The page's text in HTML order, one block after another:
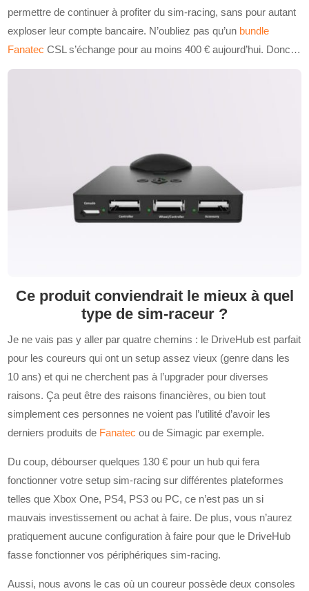
permettre de continuer à profiter du sim-racing, sans pour autant
exploser leur compte bancaire. N’oubliez pas qu’un bundle
Fanatec CSL s’échange pour au moins 400 € aujourd’hui. Donc…
Ce produit conviendrait le mieux à quel
type de sim-raceur ?
Je ne vais pas y aller par quatre chemins : le DriveHub est parfait
pour les coureurs qui ont un setup assez vieux (genre dans les
10 ans) et qui ne cherchent pas à l’upgrader pour diverses
raisons. Ça peut être des raisons financières, ou bien tout
simplement ces personnes ne voient pas l’utilité d’avoir les
derniers produits de Fanatec ou de Simagic par exemple.
Du coup, débourser quelques 130 € pour un hub qui fera
fonctionner votre setup sim-racing sur différentes plateformes
telles que Xbox One, PS4, PS3 ou PC, ce n’est pas un si
mauvais investissement ou achat à faire. De plus, vous n’aurez
pratiquement aucune configuration à faire pour que le DriveHub
fasse fonctionner vos périphériques sim-racing.
Aussi, nous avons le cas où un coureur possède deux consoles